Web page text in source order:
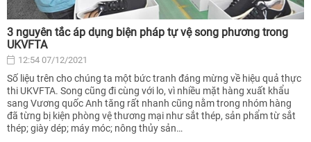
3 nguyên tắc áp dụng biện pháp tự vệ song phương trong
UKVFTA
12:54 07/12/2021
Số liệu trên cho chúng ta một bức tranh đáng mừng về hiệu quả thực
thi UKVFTA. Song cũng đi cùng với lo, vì nhiều mặt hàng xuất khẩu
sang Vương quốc Anh tăng rất nhanh cũng nằm trong nhóm hàng
đã từng bị kiện phòng vệ thương mại như sắt thép, sản phẩm từ sắt
thép; giày dép; máy móc; nông thủy sản…